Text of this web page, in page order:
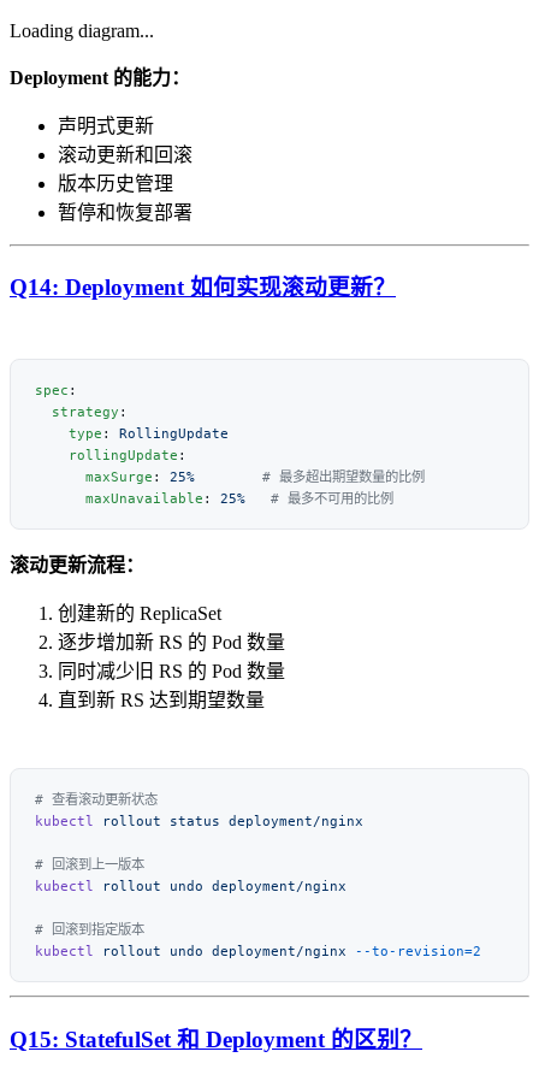
Loading diagram...
Deployment 的能力：
声明式更新
滚动更新和回滚
版本历史管理
暂停和恢复部署
Q14: Deployment 如何实现滚动更新？
spec
  strategy
    type
:
    rollingUpdate
      maxSurge
: 25%
      maxUnavailable
: 25%
滚动更新流程：
创建新的 ReplicaSet
逐步增加新 RS 的 Pod 数量
同时减少旧 RS 的 Pod 数量
直到新 RS 达到期望数量
kubectl
rollout status
kubectl
rollout undo
kubectl
rollout undo deployment/nginx
Q15: StatefulSet 和 Deployment 的区别？